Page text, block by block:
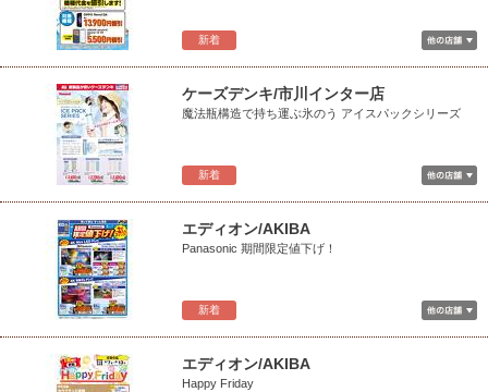
新着
新着
ケーズデンキ/市川インター店
魔法瓶構造で持ち運ぶ氷のう アイスパックシリーズ
新着
エディオン/AKIBA
Panasonic 期間限定値下げ！
エディオン/AKIBA
Happy Friday